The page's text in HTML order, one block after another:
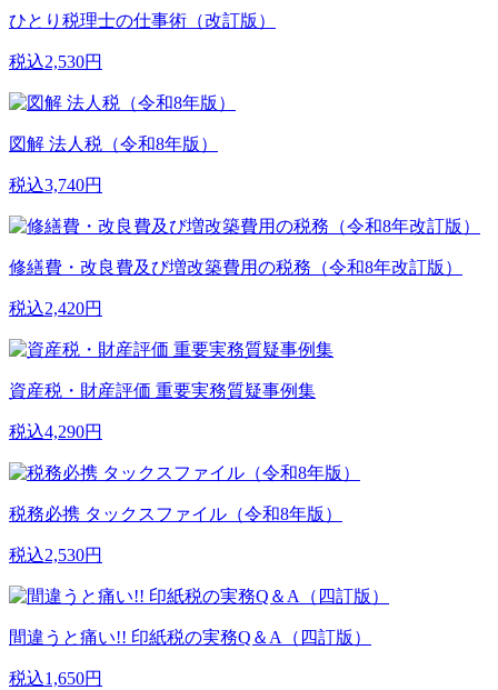
ひとり税理士の仕事術（改訂版）
税込2,530円
図解 法人税（令和8年版）
税込3,740円
修繕費・改良費及び増改築費用の税務（令和8年改訂版）
税込2,420円
資産税・財産評価 重要実務質疑事例集
税込4,290円
税務必携 タックスファイル（令和8年版）
税込2,530円
間違うと痛い!! 印紙税の実務Q＆A（四訂版）
税込1,650円